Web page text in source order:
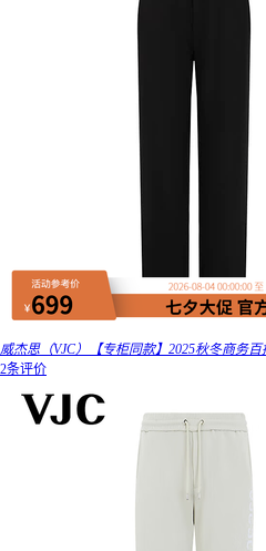
威杰思（VJC）【专柜同款】2025秋冬商务
2条评价